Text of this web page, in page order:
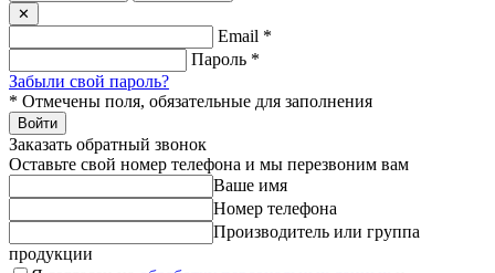
✕
Email *
Пароль *
Забыли свой пароль?
* Отмечены поля, обязательные для заполнения
Войти
Заказать обратный звонок
Оставьте свой номер телефона и мы перезвоним вам
Ваше имя
Номер телефона
Производитель или группа
продукции